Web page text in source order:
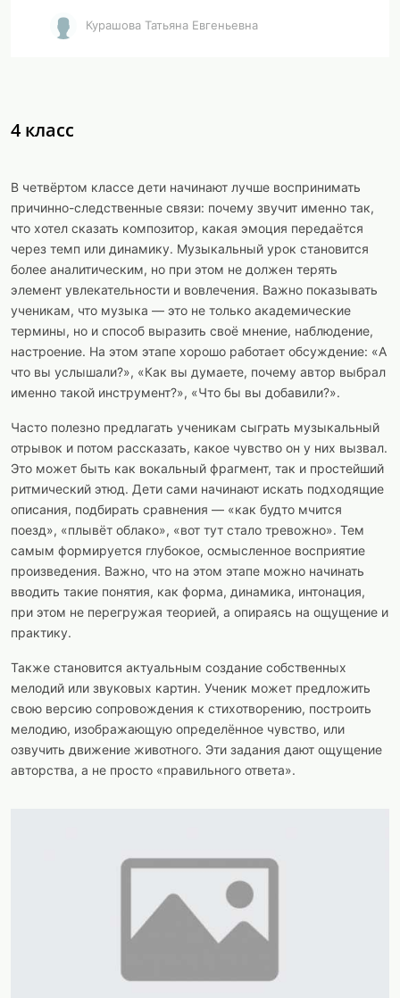
Курашова Татьяна Евгеньевна
4 класс
В четвёртом классе дети начинают лучше воспринимать
причинно-следственные связи: почему звучит именно так,
что хотел сказать композитор, какая эмоция передаётся
через темп или динамику. Музыкальный урок становится
более аналитическим, но при этом не должен терять
элемент увлекательности и вовлечения. Важно показывать
ученикам, что музыка — это не только академические
термины, но и способ выразить своё мнение, наблюдение,
настроение. На этом этапе хорошо работает обсуждение: «А
что вы услышали?», «Как вы думаете, почему автор выбрал
именно такой инструмент?», «Что бы вы добавили?».
Часто полезно предлагать ученикам сыграть музыкальный
отрывок и потом рассказать, какое чувство он у них вызвал.
Это может быть как вокальный фрагмент, так и простейший
ритмический этюд. Дети сами начинают искать подходящие
описания, подбирать сравнения — «как будто мчится
поезд», «плывёт облако», «вот тут стало тревожно». Тем
самым формируется глубокое, осмысленное восприятие
произведения. Важно, что на этом этапе можно начинать
вводить такие понятия, как форма, динамика, интонация,
при этом не перегружая теорией, а опираясь на ощущение и
практику.
Также становится актуальным создание собственных
мелодий или звуковых картин. Ученик может предложить
свою версию сопровождения к стихотворению, построить
мелодию, изображающую определённое чувство, или
озвучить движение животного. Эти задания дают ощущение
авторства, а не просто «правильного ответа».